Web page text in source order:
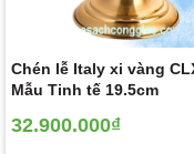
Chén lễ Italy xi vàng
Mẫu Tinh tế 19.5cm
32.900.000₫